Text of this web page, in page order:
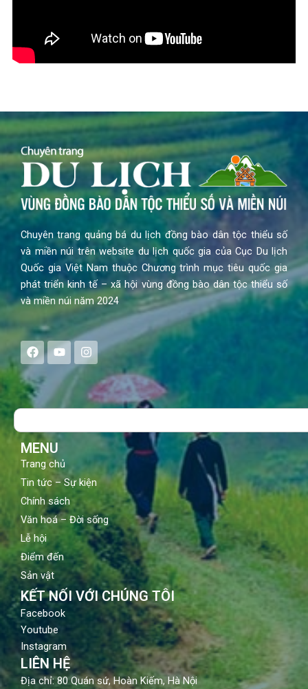
Chuyên trang quảng bá du lịch đồng bào dân tộc thiểu số
và miền núi trên website du lịch quốc gia của Cục Du lịch
Quốc gia Việt Nam thuộc Chương trình mục tiêu quốc gia
phát triển kinh tế – xã hội vùng đồng bào dân tộc thiểu số
và miền núi năm 2024
F
a
c
e
b
o
Y
o
u
t
u
b
I
n
s
a
g
Search
MENU
Trang chủ
Tin tức – Sự kiện
Chính sách
Văn hoá – Đời sống
Lễ hội
Điểm đến
Sản vật
KẾT NỐI VỚI CHÚNG TÔI
Facebook
Youtube
Instagram
LIÊN HỆ
Địa chỉ: 80 Quán sứ, Hoàn Kiếm, Hà Nội